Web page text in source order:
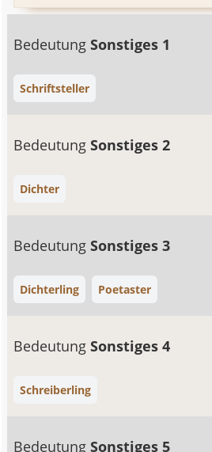
BedeutungSonstiges 1
Schriftsteller
BedeutungSonstiges 2
Dichter
BedeutungSonstiges 3
Dichterling Poetaster
BedeutungSonstiges 4
Schreiberling
BedeutungSonstiges 5